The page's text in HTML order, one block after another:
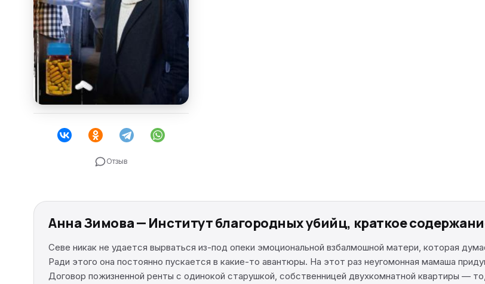
Отзыв
Анна Зимова — Институт благородных убийц, краткое
Севе никак не удается вырваться из-под опеки эмоциональной взбалмошной матери, которая
Ради этого она постоянно пускается в какие-то авантюры. На этот раз неугомонная мамаша
Договор пожизненной ренты с одинокой старушкой, собственницей двухкомнатной квартиры —